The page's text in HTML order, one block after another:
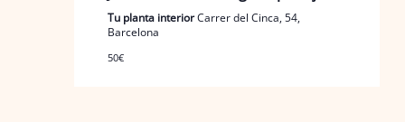
Tu planta interiorCarrer del Cinca, 54,
Barcelona
50€